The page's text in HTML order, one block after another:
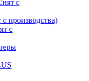
с
производства)
с